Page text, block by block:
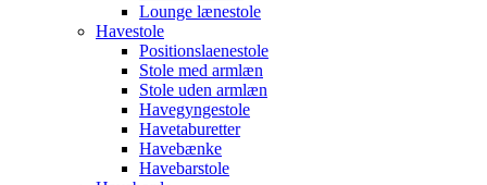
Lounge lænestole
Havestole
Positionslaenestole
Stole med armlæn
Stole uden armlæn
Havegyngestole
Havetaburetter
Havebænke
Havebarstole